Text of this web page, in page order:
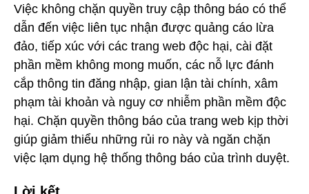
Việc không chặn quyền truy cập thông báo có thể
dẫn đến việc liên tục nhận được quảng cáo lừa
đảo, tiếp xúc với các trang web độc hại, cài đặt
phần mềm không mong muốn, các nỗ lực đánh
cắp thông tin đăng nhập, gian lận tài chính, xâm
phạm tài khoản và nguy cơ nhiễm phần mềm độc
hại. Chặn quyền thông báo của trang web kịp thời
giúp giảm thiểu những rủi ro này và ngăn chặn
việc lạm dụng hệ thống thông báo của trình duyệt.